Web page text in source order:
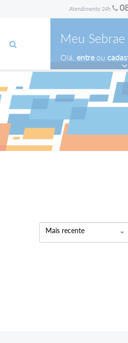
Atendimento 24h
Meu Sebrae
Olá, entre ou
Mais recente